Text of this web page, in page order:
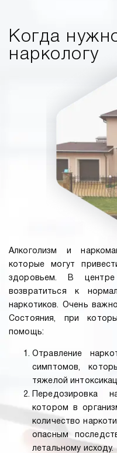
Когда
наркологу
Алкоголизм и
которые могут
здоровьем. В
возвратиться к
наркотиков. Очень
Состояния, при
помощь:
Отравление
симптомов,
тяжелой
Передозировка
котором в
количество
опасным
летальному исходу.